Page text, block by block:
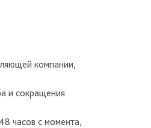
компании,
и сокращения
часов с момента,